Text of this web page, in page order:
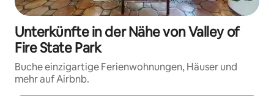
Unterkünfte in der Nähe von Valley of
Fire State Park
Buche einzigartige Ferienwohnungen, Häuser und
mehr auf Airbnb.